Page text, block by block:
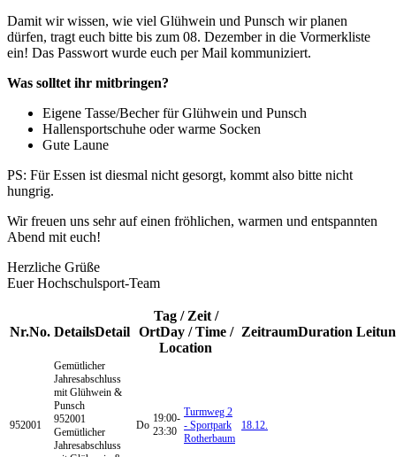
Damit wir wissen, wie viel Glühwein und Punsch wir planen
dürfen, tragt euch bitte bis zum 08. Dezember in die Vormerkliste
ein! Das Passwort wurde euch per Mail kommuniziert.
Was solltet ihr mitbringen?
Eigene Tasse/Becher für Glühwein und Punsch
Hallensportschuhe oder warme Socken
Gute Laune
PS: Für Essen ist diesmal nicht gesorgt, kommt also bitte nicht
hungrig.
Wir freuen uns sehr auf einen fröhlichen, warmen und entspannten
Abend mit euch!
Herzliche Grüße
Euer Hochschulsport-Team
Nr.No. DetailsDetail
Tag / Zeit /
OrtDay / Time /
Location
ZeitraumDuration
952001
Gemütlicher
Jahresabschluss
mit Glühwein &
Punsch
952001
Gemütlicher
Jahresabschluss
Do
19:00-
23:30
Turmweg 2
- Sportpark
Rotherbaum
18.12.